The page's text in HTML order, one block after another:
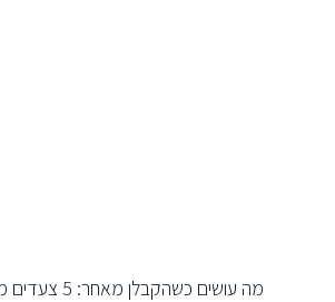
מה עושים כשהקבלן מאחר: 5 צעדים מיידיים